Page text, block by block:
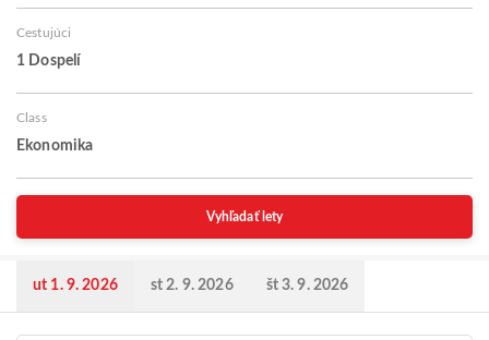
Cestujúci
1 Dospelí
Class
Ekonomika
Vyhľadať lety
ut 1. 9. 2026 st 2. 9. 2026 št 3. 9. 2026